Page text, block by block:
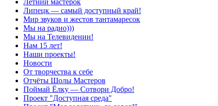
Летний мастерок
Липецк — самый доступный край!
Мир звуков и жестов тантамаресок
Мы на радио)))
Мы на Телевидении!
Нам 15 лет!
Наши проекты!
Новости
От творчества к себе
Отчёты Шолы Мастеров
Поймай Ёлку — Сотвори Добро!
Проект "Доступная среда"